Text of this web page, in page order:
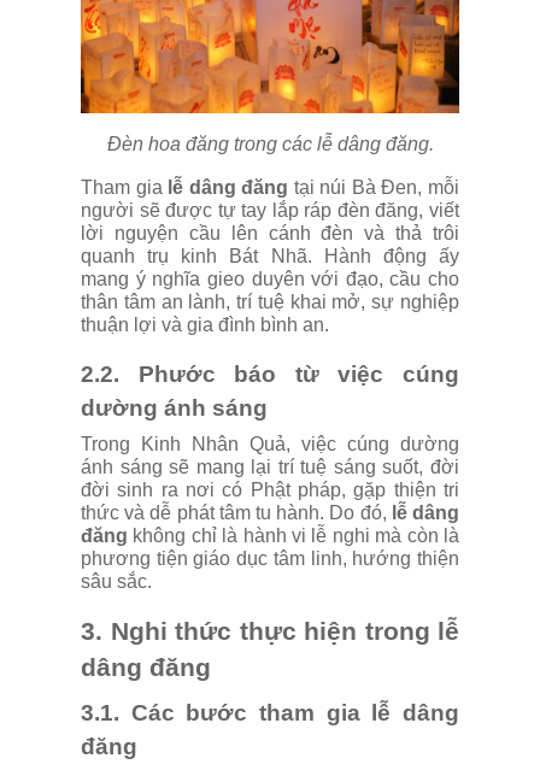
Đèn hoa đăng trong các lễ dâng đăng.
Tham gia lễ dâng đăng tại núi Bà Đen, mỗi
người sẽ được tự tay lắp ráp đèn đăng, viết
lời nguyện cầu lên cánh đèn và thả trôi
quanh trụ kinh Bát Nhã. Hành động ấy
mang ý nghĩa gieo duyên với đạo, cầu cho
thân tâm an lành, trí tuệ khai mở, sự nghiệp
thuận lợi và gia đình bình an.
2.2. Phước báo từ việc cúng
dường ánh sáng
Trong Kinh Nhân Quả, việc cúng dường
ánh sáng sẽ mang lại trí tuệ sáng suốt, đời
đời sinh ra nơi có Phật pháp, gặp thiện tri
thức và dễ phát tâm tu hành. Do đó, lễ dâng
đăng không chỉ là hành vi lễ nghi mà còn là
phương tiện giáo dục tâm linh, hướng thiện
sâu sắc.
3. Nghi thức thực hiện trong lễ
dâng đăng
3.1. Các bước tham gia lễ dâng
đăng